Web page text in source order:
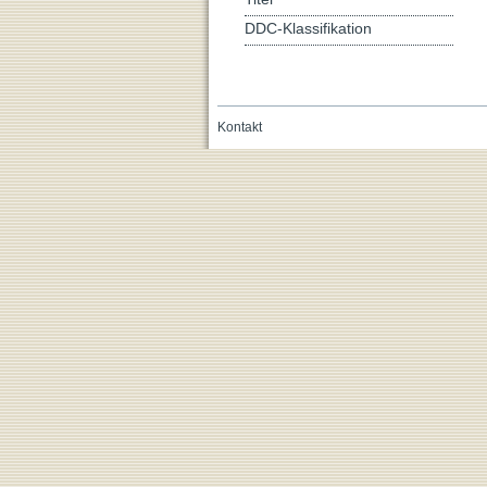
DDC-Klassifikation
Kontakt